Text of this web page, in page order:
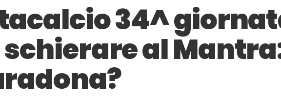
34^
al